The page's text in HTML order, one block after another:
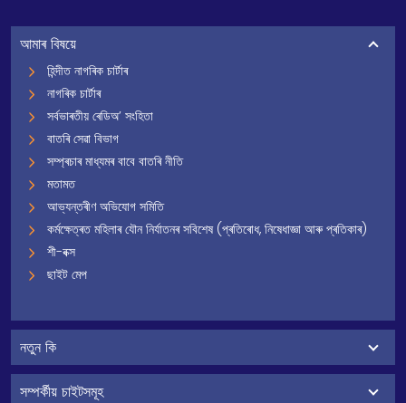
আমাৰ বিষয়ে
হিন্দীত নাগৰিক চাৰ্টাৰ
নাগৰিক চাৰ্টাৰ
সৰ্বভাৰতীয় ৰেডিঅ’ সংহিতা
বাতৰি সেৱা বিভাগ
সম্প্ৰচাৰ মাধ্যমৰ বাবে বাতৰি নীতি
মতামত
আভ্যন্তৰীণ অভিযোগ সমিতি
কৰ্মক্ষেত্ৰত মহিলাৰ যৌন নিৰ্যাতনৰ সবিশেষ (প্ৰতিৰোধ, নিষেধাজ্ঞা আৰু প্ৰতিকাৰ)
শী-বক্স
ছাইট মেপ
নতুন কি
সম্পৰ্কীয় চাইটসমূহ